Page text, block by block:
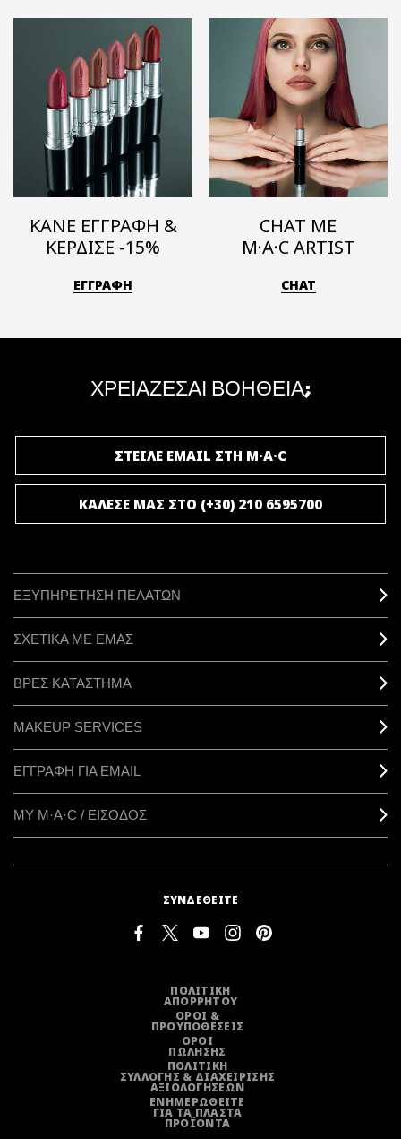
ΚΑΝΕ ΕΓΓΡΑΦΗ &
ΚΕΡΔΙΣΕ -15%
ΕΓΓΡΑΦΗ
CHAT ΜΕ
M·A·C ARTIST
CHAT
ΧΡΕΙΑΖΕΣΑΙ ΒΟΗΘΕΙΑ;
ΣΤΕΙΛΕ EMAIL ΣΤΗ M·A·C
ΚΑΛΕΣΕ ΜΑΣ ΣΤΟ (+30) 210 6595700
ΕΞΥΠΗΡΕΤΗΣΗ ΠΕΛΑΤΩΝ
ΣΧΕΤΙΚΑ ΜΕ ΕΜΑΣ
ΒΡΕΣ ΚΑΤΑΣΤΗΜΑ
MAKEUP SERVICES
ΕΓΓΡΑΦΗ ΓΙΑ EMAIL
ΜΥ M·A·C / ΕΙΣΟΔΟΣ
ΣΥΝΔΕΘΕΙΤΕ
ΠΟΛΙΤΙΚΗ
ΑΠΟΡΡΗΤΟΥ
ΟΡΟΙ &
ΠΡΟΥΠΟΘΕΣΕΙΣ
ΟΡΟΙ
ΠΩΛΗΣΗΣ
ΠΟΛΙΤΙΚΗ
ΣΥΛΛΟΓΗΣ & ΔΙΑΧΕΙΡΙΣΗΣ
ΑΞΙΟΛΟΓΗΣΕΩΝ
ΕΝΗΜΕΡΩΘΕΙΤΕ
ΓΙΑ ΤΑ ΠΛΑΣΤΑ
ΠΡΟΪΟΝΤΑ